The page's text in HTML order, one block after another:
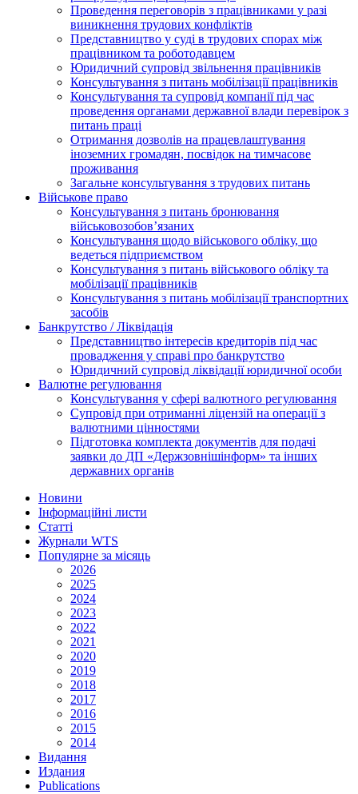
Проведення переговорів з працівниками у разі
виникнення трудових конфліктів
Представництво у суді в трудових спорах між
працівником та роботодавцем
Юридичний супровід звільнення працівників
Консультування з питань мобілізації працівників
Консультування та супровід компанії під час
проведення органами державної влади перевірок з
питань праці
Отримання дозволів на працевлаштування
іноземних громадян, посвідок на тимчасове
проживання
Загальне консультування з трудових питань
Військове право
Консультування з питань бронювання
військовозобов’язаних
Консультування щодо військового обліку, що
ведеться підприємством
Консультування з питань військового обліку та
мобілізації працівників
Консультування з питань мобілізації транспортних
засобів
Банкрутство / Ліквідація
Представництво інтересів кредиторів під час
провадження у справі про банкрутство
Юридичний супровід ліквідації юридичної особи
Валютне регулювання
Консультування у сфері валютного регулювання
Супровід при отриманні ліцензій на операції з
валютними цінностями
Підготовка комплекта документів для подачі
заявки до ДП «Держзовнішінформ» та інших
державних органів
Новини
Інформаційні листи
Статті
Журнали WTS
Популярне за місяць
2026
2025
2024
2023
2022
2021
2020
2019
2018
2017
2016
2015
2014
Видання
Издания
Publications